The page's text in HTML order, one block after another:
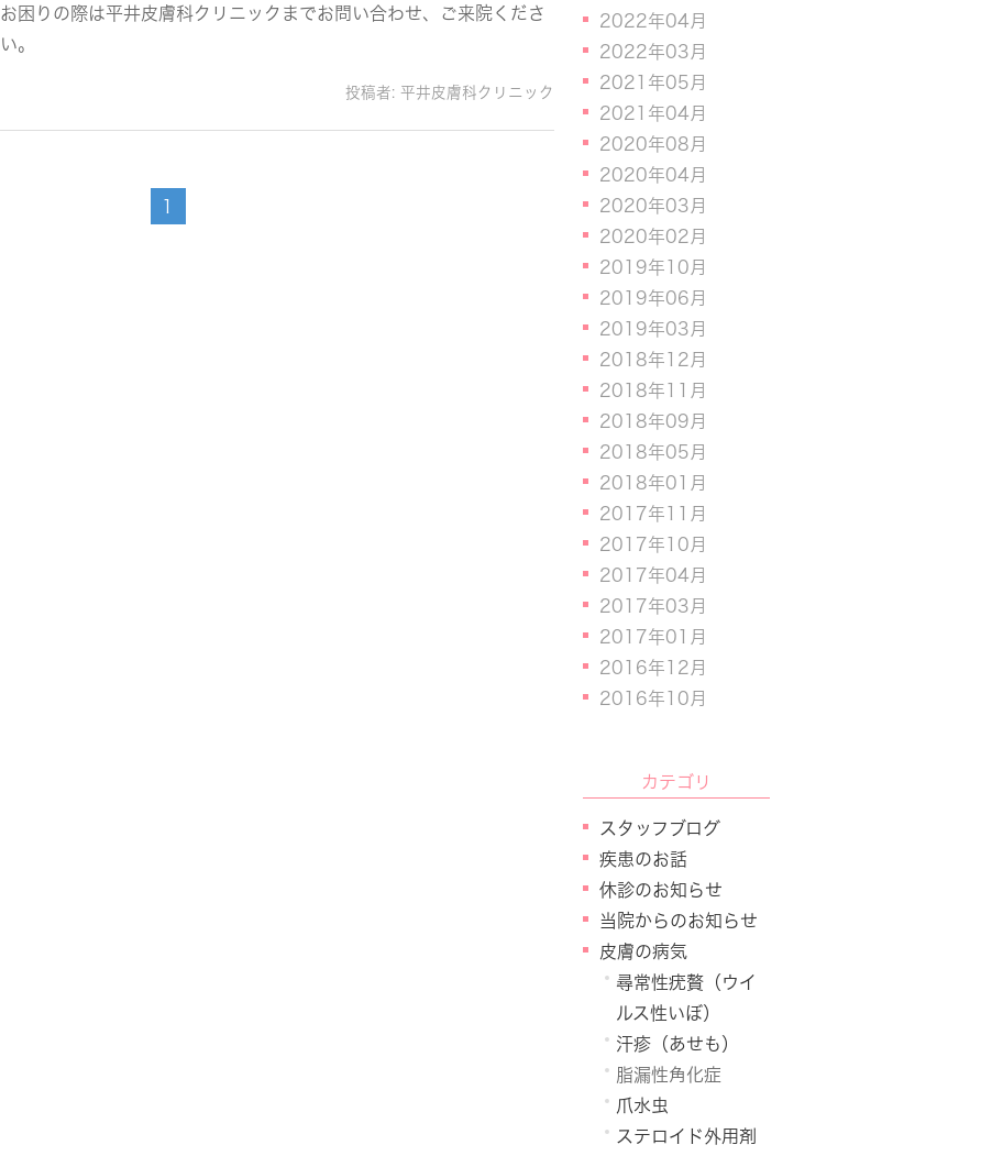
お困りの際は平井皮膚科クリニックまでお問い合わせ、ご来院くださ
い。
投稿者: 平井皮膚科クリニック
1
2022年04月
2022年03月
2021年05月
2021年04月
2020年08月
2020年04月
2020年03月
2020年02月
2019年10月
2019年06月
2019年03月
2018年12月
2018年11月
2018年09月
2018年05月
2018年01月
2017年11月
2017年10月
2017年04月
2017年03月
2017年01月
2016年12月
2016年10月
カテゴリ
スタッフブログ
疾患のお話
休診のお知らせ
当院からのお知らせ
皮膚の病気
尋常性疣贅（ウイ
ルス性いぼ）
汗疹（あせも）
脂漏性角化症
爪水虫
ステロイド外用剤